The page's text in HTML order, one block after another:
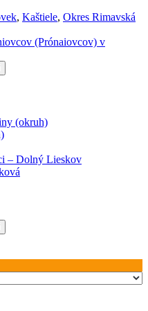
, Kaštiele, Okres Rimavská
(Prónaiovcov) v
(okruh)
– Dolný Lieskov